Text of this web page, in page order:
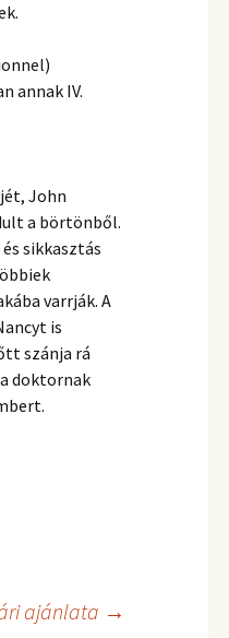
annak IV.
John
a börtönből.
sikkasztás
varrják. A
is
szánja rá
doktornak
ajánlata →